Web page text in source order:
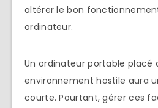
altérer le bon
ordinateur.
Un ordinateur portable placé
environnement hostile aura
courte. Pourtant, gérer ces